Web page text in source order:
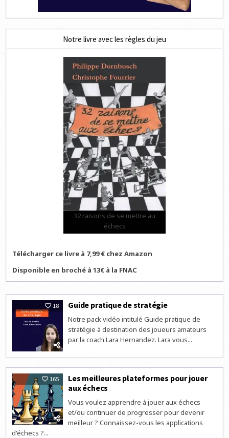
Notre livre avec les règles du jeu
32 raisons de se mettre au
échecs
Télécharger ce livre à 7,99 € chez Amazon
Disponible en broché à 13€ à la FNAC
18 Guide pratique de stratégie
Notre pack vidéo intitulé Guide pratique de
stratégie à destination des joueurs amateurs
par la coach Lara Hernandez. Lara vous...
165
Les meilleures plateformes pour jouer
aux échecs
Vous voulez apprendre à jouer aux échecs
et/ou continuer de progresser pour devenir
meilleur ? Connaissez-vous les applications
d'échecs ?...